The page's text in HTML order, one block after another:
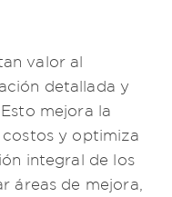
valor al
detallada y
mejora la
y optimiza
integral de los
áreas de mejora,